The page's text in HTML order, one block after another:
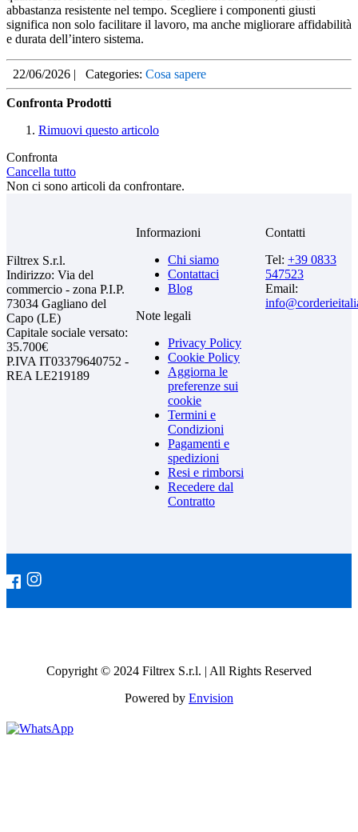
abbastanza resistente nel tempo. Scegliere i componenti giusti
significa non solo facilitare il lavoro, ma anche migliorare affidabilità
e durata dell’intero sistema.
22/06/2026 | Categories: Cosa sapere
Confronta Prodotti
Rimuovi questo articolo
Confronta
Cancella tutto
Non ci sono articoli da confrontare.
Filtrex S.r.l.
Indirizzo: Via del
commercio - zona P.I.P.
73034 Gagliano del
Capo (LE)
Capitale sociale versato:
35.700€
P.IVA IT03379640752 -
REA LE219189
Informazioni
Chi siamo
Contattaci
Blog
Note legali
Privacy Policy
Cookie Policy
Aggiorna le
preferenze sui
cookie
Termini e
Condizioni
Pagamenti e
spedizioni
Resi e rimborsi
Recedere dal
Contratto
Contatti
Tel: +39 0833
547523
Email:
Copyright © 2024 Filtrex S.r.l. | All Rights Reserved
Powered by Envision